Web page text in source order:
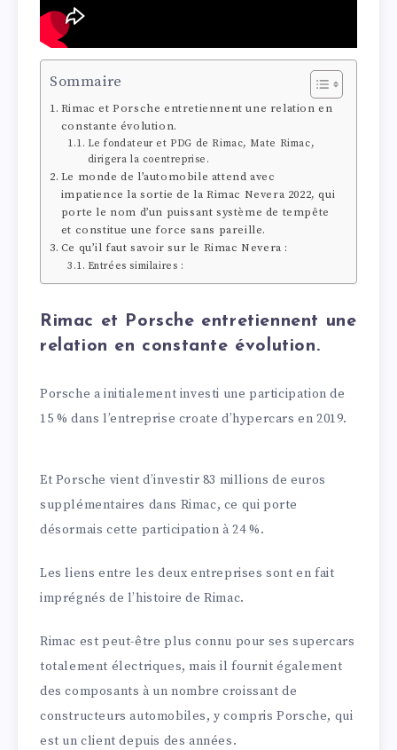
Sommaire
Rimac et Porsche entretiennent une relation en
constante évolution.
Le fondateur et PDG de Rimac, Mate Rimac,
dirigera la coentreprise.
Le monde de l’automobile attend avec
impatience la sortie de la Rimac Nevera 2022, qui
porte le nom d’un puissant système de tempête
et constitue une force sans pareille.
Ce qu’il faut savoir sur le Rimac Nevera :
Entrées similaires :
Rimac et Porsche entretiennent une
relation en constante évolution.
Porsche a initialement investi une participation de
15 % dans l’entreprise croate d’hypercars en 2019.
Et Porsche vient d’investir 83 millions de euros
supplémentaires dans Rimac, ce qui porte
désormais cette participation à 24 %.
Les liens entre les deux entreprises sont en fait
imprégnés de l’histoire de Rimac.
Rimac est peut-être plus connu pour ses supercars
totalement électriques, mais il fournit également
des composants à un nombre croissant de
constructeurs automobiles, y compris Porsche, qui
est un client depuis des années.